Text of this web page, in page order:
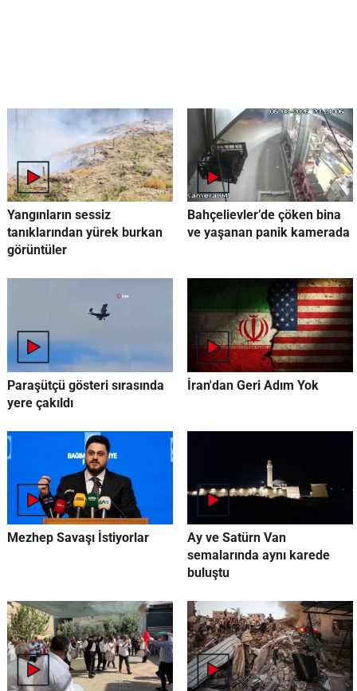
Yangınların sessiz
tanıklarından yürek burkan
görüntüler
Bahçelievler’de çöken bina
ve yaşanan panik kamerada
Paraşütçü gösteri sırasında
yere çakıldı
İran'dan Geri Adım Yok
Mezhep Savaşı İstiyorlar
Ay ve Satürn Van
semalarında aynı karede
buluştu